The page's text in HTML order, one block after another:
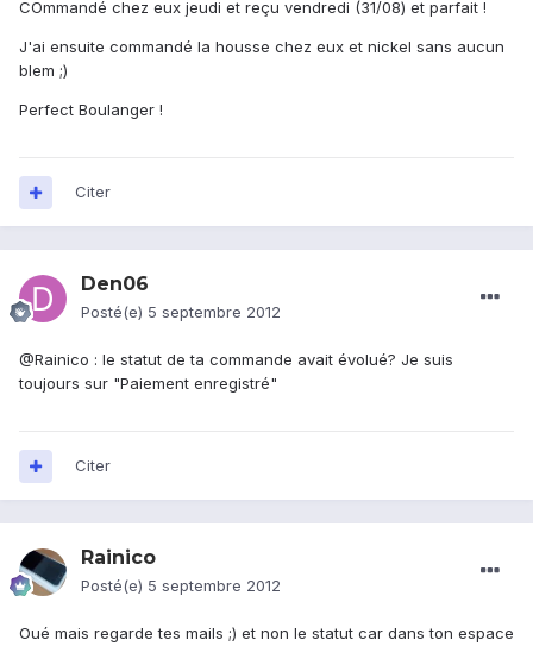
COmmandé chez eux jeudi et reçu vendredi (31/08) et parfait !
J'ai ensuite commandé la housse chez eux et nickel sans aucun
blem ;)
Perfect Boulanger !
Citer
Den06
Posté(e) 5 septembre 2012
@Rainico : le statut de ta commande avait évolué? Je suis
toujours sur "Paiement enregistré"
Citer
Rainico
Posté(e) 5 septembre 2012
Oué mais regarde tes mails ;) et non le statut car dans ton espace